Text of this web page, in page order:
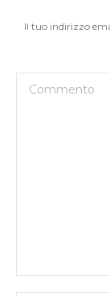
Il tuo indirizzo
Commento